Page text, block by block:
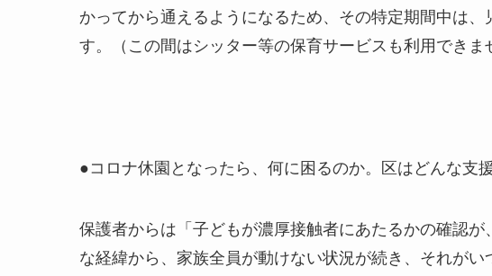
かってから通えるようになるため、その特定期間中は
す。（この間はシッター等の保育サービスも利用できま
●コロナ休園となったら、何に困るのか。区はどんな支
保護者からは「子どもが濃厚接触者にあたるかの確認
な経緯から、家族全員が動けない状況が続き、それが